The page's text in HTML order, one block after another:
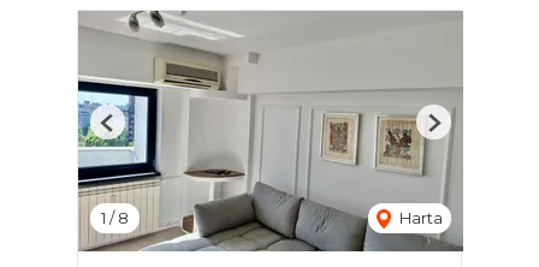
1 /8 Harta
Previous Next